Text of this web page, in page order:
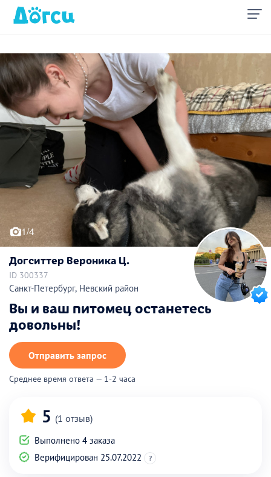
1/4
Догситтер Вероника Ц.
ID 300337
Санкт-Петербург, Невский район
Вы и ваш питомец останетесь
довольны!
Отправить запрос
Среднее время ответа — 1-2 часа
5 (1 отзыв)
Выполнено 4 заказа
Верифицирован 25.07.2022
?